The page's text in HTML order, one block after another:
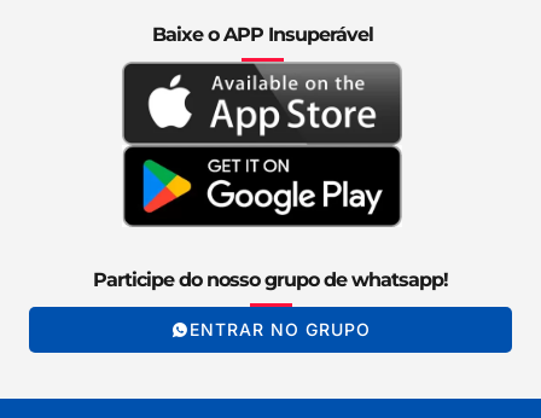
Baixe o APP Insuperável
Participe do nosso grupo de whatsapp!
ENTRAR NO GRUPO